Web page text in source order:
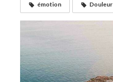
émotion Douleur